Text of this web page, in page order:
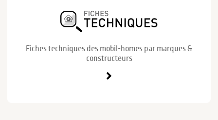
Fiches techniques des mobil-homes par marques &
constructeurs